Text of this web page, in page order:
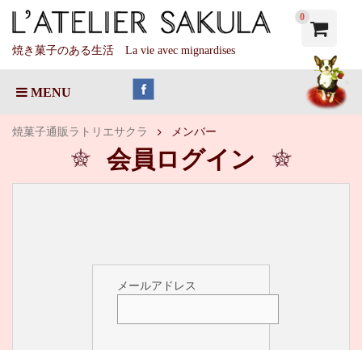
焼き菓子のある生活 La vie avec mignardises
0
MENU
焼菓子通販ラトリエサクラ メンバー
会員ログイン
メールアドレス